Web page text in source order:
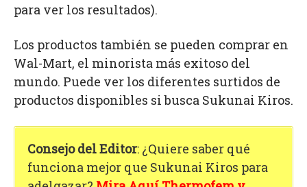
para ver los resultados).
Los productos también se pueden comprar en
Wal-Mart, el minorista más exitoso del
mundo. Puede ver los diferentes surtidos de
productos disponibles si busca Sukunai Kiros.
Consejo del Editor: ¿Quiere saber qué
funciona mejor que Sukunai Kiros para